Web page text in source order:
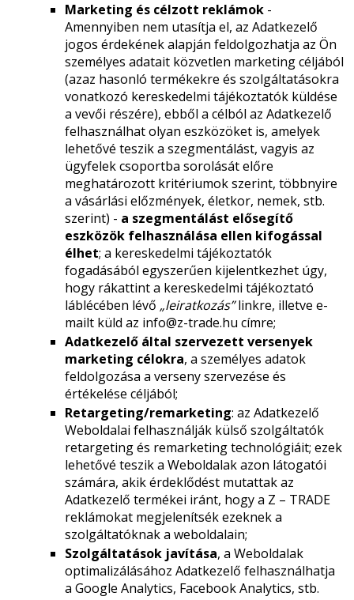
Marketing és célzott reklámok -
Amennyiben nem utasítja el, az Adatkezelő
jogos érdekének alapján feldolgozhatja az Ön
személyes adatait közvetlen marketing céljából
(azaz hasonló termékekre és szolgáltatásokra
vonatkozó kereskedelmi tájékoztatók küldése
a vevői részére), ebből a célból az Adatkezelő
felhasználhat olyan eszközöket is, amelyek
lehetővé teszik a szegmentálást, vagyis az
ügyfelek csoportba sorolását előre
meghatározott kritériumok szerint, többnyire
a vásárlási előzmények, életkor, nemek, stb.
szerint) - a szegmentálást elősegítő
eszközök felhasználása ellen kifogással
élhet; a kereskedelmi tájékoztatók
fogadásából egyszerűen kijelentkezhet úgy,
hogy rákattint a kereskedelmi tájékoztató
láblécében lévő „leiratkozás”linkre, illetve e-
mailt küld az info@z-trade.hu címre;
Adatkezelő által szervezett versenyek
marketing célokra, a személyes adatok
feldolgozása a verseny szervezése és
értékelése céljából;
Retargeting/remarketing: az Adatkezelő
Weboldalai felhasználják külső szolgáltatók
retargeting és remarketing technológiáit; ezek
lehetővé teszik a Weboldalak azon látogatói
számára, akik érdeklődést mutattak az
Adatkezelő termékei iránt, hogy a Z – TRADE
reklámokat megjelenítsék ezeknek a
szolgáltatóknak a weboldalain;
Szolgáltatások javítása, a Weboldalak
optimalizálásához Adatkezelő felhasználhatja
a Google Analytics, Facebook Analytics, stb.